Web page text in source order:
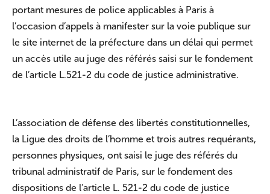
portant mesures de police applicables à Paris à
l’occasion d’appels à manifester sur la voie publique sur
le site internet de la préfecture dans un délai qui permet
un accès utile au juge des référés saisi sur le fondement
de l’article L.521-2 du code de justice administrative.
L’association de défense des libertés constitutionnelles,
la Ligue des droits de l’homme et trois autres requérants,
personnes physiques, ont saisi le juge des référés du
tribunal administratif de Paris, sur le fondement des
dispositions de l’article L. 521-2 du code de justice